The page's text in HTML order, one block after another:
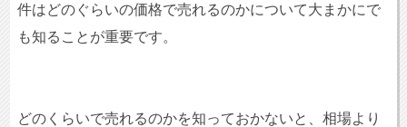
件はどのぐらいの価格で売れるのかについて大まかにで
も知ることが重要です。
どのくらいで売れるのかを知っておかないと、相場より